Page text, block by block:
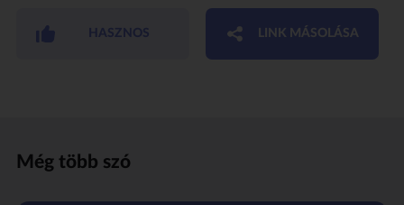
HASZNOS LINK MÁSOLÁSA
Még több szó